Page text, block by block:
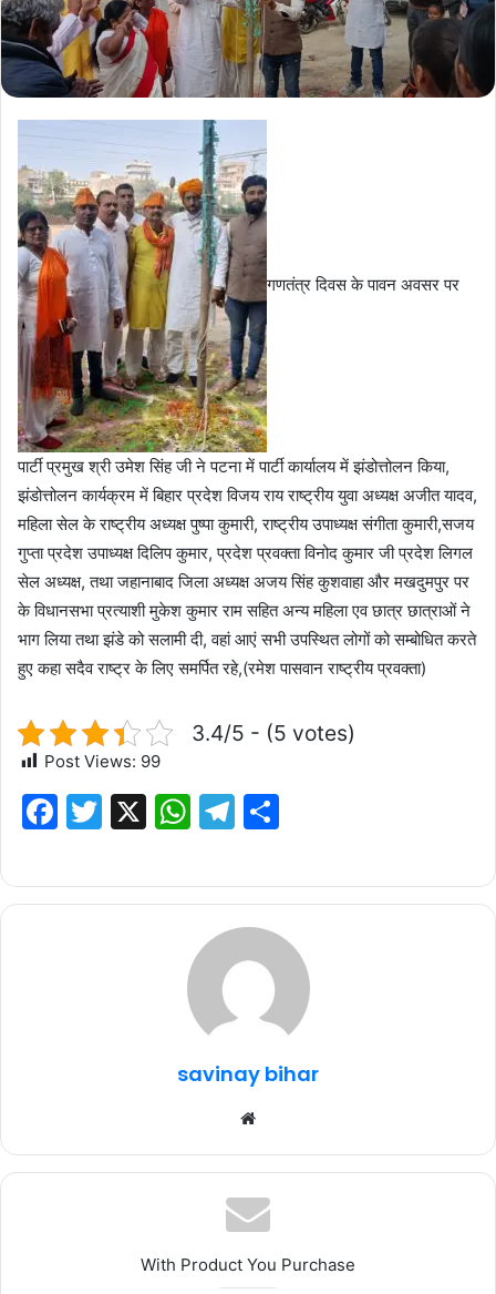
गणतंत्र दिवस के पावन अवसर पर
पार्टी प्रमुख श्री उमेश सिंह जी ने पटना में पार्टी कार्यालय में झंडोत्तोलन किया,
झंडोत्तोलन कार्यक्रम में बिहार प्रदेश विजय राय राष्ट्रीय युवा अध्यक्ष अजीत यादव,
महिला सेल के राष्ट्रीय अध्यक्ष पुष्पा कुमारी, राष्ट्रीय उपाध्यक्ष संगीता कुमारी,सजय
गुप्ता प्रदेश उपाध्यक्ष दिलिप कुमार, प्रदेश प्रवक्ता विनोद कुमार जी प्रदेश लिगल
सेल अध्यक्ष, तथा जहानाबाद जिला अध्यक्ष अजय सिंह कुशवाहा और मखदुमपुर पर
के विधानसभा प्रत्याशी मुकेश कुमार राम सहित अन्य महिला एव छात्र छात्राओं ने
भाग लिया तथा झंडे को सलामी दी, वहां आएं सभी उपस्थित लोगों को सम्बोधित करते
हुए कहा सदैव राष्ट्र के लिए समर्पित रहे,(रमेश पासवान राष्ट्रीय प्रवक्ता)
3.4/5 - (5 votes)
Post Views: 99
F
c
e
T
it
te
X
W
at
s
A
p
T
e
g
ra
ar
e
savinay bihar
With Product You Purchase